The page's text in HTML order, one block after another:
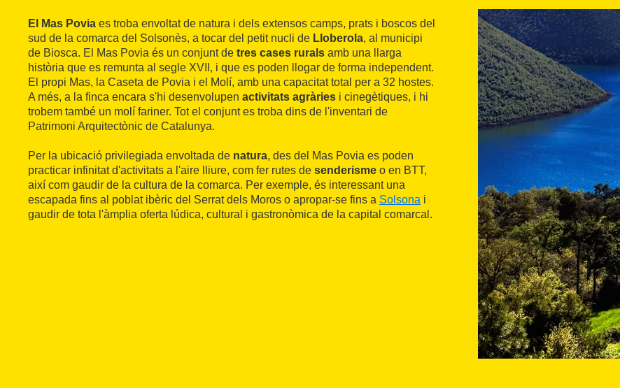
El Mas Povia es troba envoltat de natura i dels extensos camps, prats i boscos del
sud de la comarca del Solsonès, a tocar del petit nucli de Lloberola, al municipi
de Biosca. El Mas Povia és un conjunt de tres cases rurals amb una llarga
història que es remunta al segle XVII, i que es poden llogar de forma independent.
El propi Mas, la Caseta de Povia i el Molí, amb una capacitat total per a 32 hostes.
A més, a la finca encara s'hi desenvolupen activitats agràries i cinegètiques, i hi
trobem també un molí fariner. Tot el conjunt es troba dins de l'inventari de
Patrimoni Arquitectònic de Catalunya.
Per la ubicació privilegiada envoltada de natura, des del Mas Povia es poden
practicar infinitat d'activitats a l'aire lliure, com fer rutes de senderisme o en BTT,
així com gaudir de la cultura de la comarca. Per exemple, és interessant una
escapada fins al poblat ibèric del Serrat dels Moros o apropar-se fins a Solsona i
gaudir de tota l'àmplia oferta lúdica, cultural i gastronòmica de la capital comarcal.